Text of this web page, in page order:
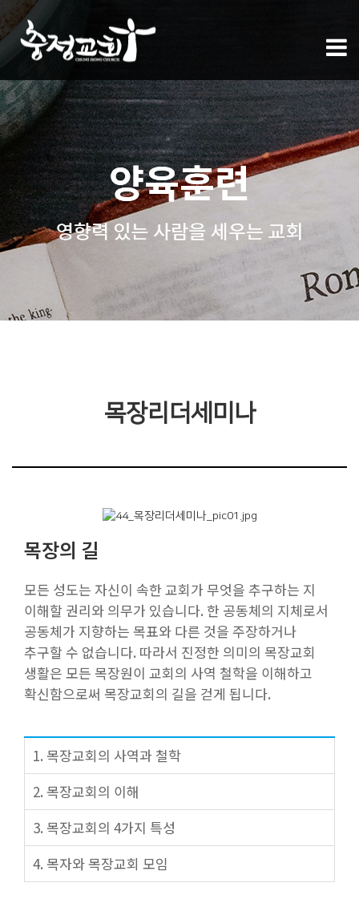
목장리더세미나
목장의 길
모든 성도는 자신이 속한 교회가 무엇을 추구하는 지
이해할 권리와 의무가 있습니다. 한 공동체의 지체로서
공동체가 지향하는 목표와 다른 것을 주장하거나
추구할 수 없습니다. 따라서 진정한 의미의 목장교회
생활은 모든 목장원이 교회의 사역 철학을 이해하고
확신함으로써 목장교회의 길을 걷게 됩니다.
1. 목장교회의 사역과 철학
2. 목장교회의 이해
3. 목장교회의 4가지 특성
4. 목자와 목장교회 모임